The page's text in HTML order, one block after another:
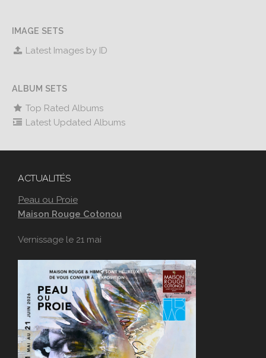
IMAGE SETS
Latest Images by ID
ALBUM SETS
Top Rated Albums
Latest Updated Albums
ACTUALITÉS
Peau ou Proie
Maison Rouge Cotonou
Vernissage le 21 mai